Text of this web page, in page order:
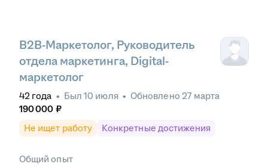
B2B-Маркетолог, Руководитель
отдела маркетинга, Digital-
маркетолог
42 года • Был 10 июля • Обновлено 27 марта
190 000 ₽
Не ищет работу
Конкретные достижения
Общий опыт